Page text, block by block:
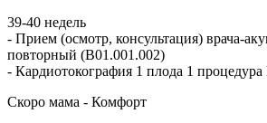
39-40 недель
- Прием (осмотр, консультация) врача-
повторный (B01.001.002)
- Кардиотокография 1 плода 1
Скоро мама - Комфорт